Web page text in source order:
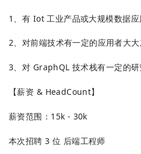
1、有 Iot 工业产品或大规模数据
2、对前端技术有一定的应用者大大
3、对 GraphQL 技术栈有一定的
【薪资 & HeadCount】
薪资范围：15k - 30k
本次招聘 3 位 后端工程师